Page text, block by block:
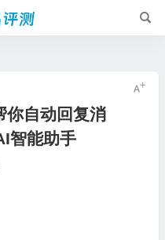
自动回复消
智能助手